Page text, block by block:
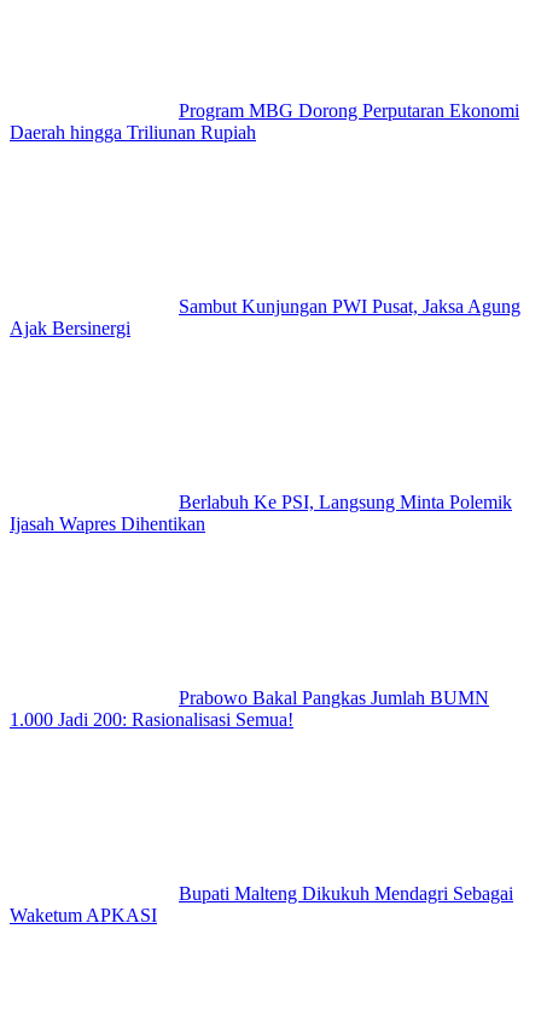
Program MBG Dorong Perputaran Ekonomi
Daerah hingga Triliunan Rupiah
Sambut Kunjungan PWI Pusat, Jaksa Agung
Ajak Bersinergi
Berlabuh Ke PSI, Langsung Minta Polemik
Ijasah Wapres Dihentikan
Prabowo Bakal Pangkas Jumlah BUMN
1.000 Jadi 200: Rasionalisasi Semua!
Bupati Malteng Dikukuh Mendagri Sebagai
Waketum APKASI